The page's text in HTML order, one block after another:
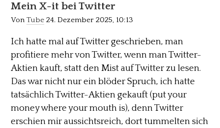
Mein X-it bei Twitter
VonTube 24. Dezember 2025, 10:13
Ich hatte mal auf Twitter geschrieben, man
profitiere mehr von Twitter, wenn man Twitter-
Aktien kauft, statt den Mist auf Twitter zu lesen.
Das war nicht nur ein blöder Spruch, ich hatte
tatsächlich Twitter-Aktien gekauft (put your
money where your mouth is), denn Twitter
erschien mir aussichtsreich, dort tummelten sich